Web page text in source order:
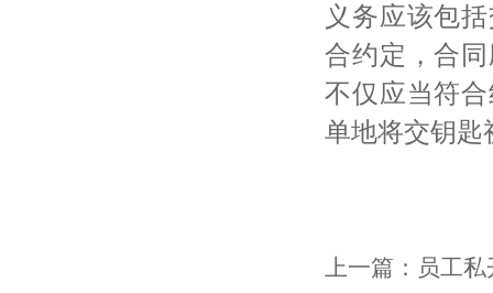
义务应该包
合约定，合
不仅应当符
单地将交钥匙
上一篇： 员工